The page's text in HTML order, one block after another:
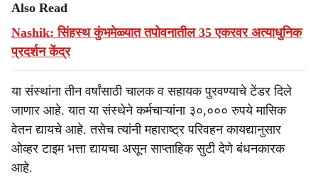
Also Read
Nashik: सिंहस्थ कुंभमेळ्यात तपोवनातील 35 एकरवर अत्याधुनिक
प्रदर्शन केंद्र
या संस्थांना तीन वर्षांसाठी चालक व सहायक पुरवण्याचे टेंडर दिले
जाणार आहे. यात या संस्थेने कर्मचाऱ्यांना ३०,००० रुपये मासिक
वेतन द्यायचे आहे. तसेच त्यांनी महाराष्ट्र परिवहन कायद्यानुसार
ओव्हर टाइम भत्ता द्यायचा असून साप्ताहिक सुटी देणे बंधनकारक
आहे.